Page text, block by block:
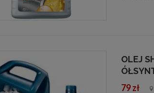
OLEJ
79 zł